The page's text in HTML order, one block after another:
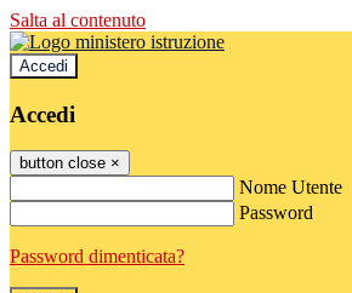
Salta al contenuto
Accedi
Accedi
button close ×
Nome Utente
Password
Password dimenticata?